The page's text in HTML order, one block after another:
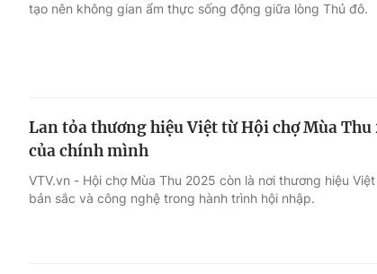
tạo nên không gian ẩm thực sống động giữa lòng Thủ đô.
Lan tỏa thương hiệu Việt từ Hội chợ Mùa
của chính mình
VTV.vn - Hội chợ Mùa Thu 2025 còn là nơi thương hiệu
bản sắc và công nghệ trong hành trình hội nhập.